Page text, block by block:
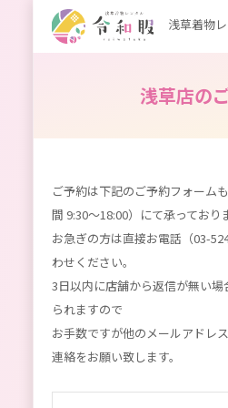
浅草着物
浅草店の
ご予約は下記のご予約フォーム
間 9:30～18:00）にて承っており
お急ぎの方は直接お電話（03-
わせください。
3日以内に店舗から返信が無い
られますので
お手数ですが他のメールアドレ
連絡をお願い致します。